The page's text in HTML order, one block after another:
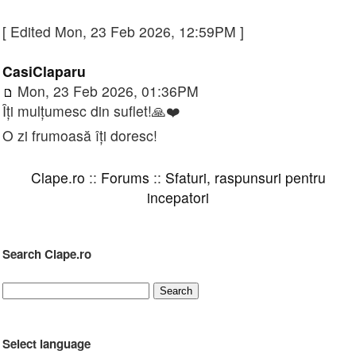
[ Edited Mon, 23 Feb 2026, 12:59PM ]
CasiClaparu
Mon, 23 Feb 2026, 01:36PM
Îți mulțumesc din suflet!🙏❤️
O zi frumoasă îți doresc!
Clape.ro :: Forums :: Sfaturi, raspunsuri pentru
incepatori
Search Clape.ro
Select language